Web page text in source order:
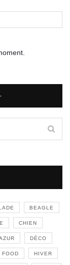
BEAGLE
CHIEN
DÉCO
FOOD HIVER